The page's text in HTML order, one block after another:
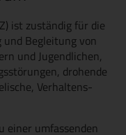
ist zuständig für die
Begleitung von
und Jugendlichen,
drohende
Verhaltens-
einer umfassenden